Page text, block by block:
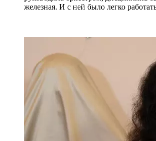
железная. И с ней было легко